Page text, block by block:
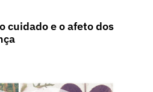
cuidado e o afeto dos